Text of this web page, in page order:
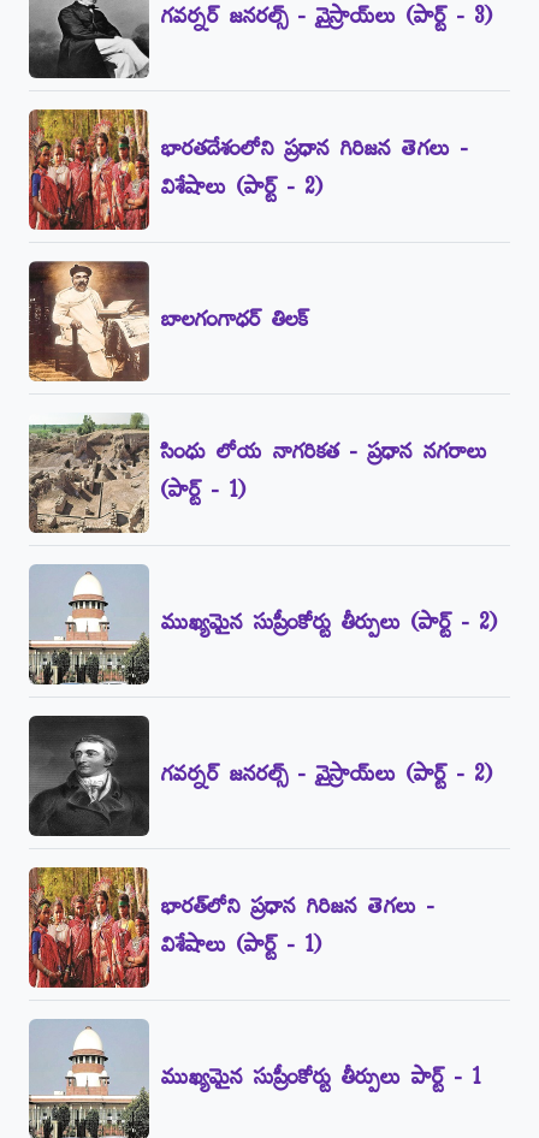
గవర్నర్‌ జనరల్స్‌ - వైస్రాయ్‌లు (పార్ట్‌ - 3)
భారతదేశంలోని ప్రధాన గిరిజన తెగలు -
విశేషాలు (పార్ట్‌ - 2)
బాలగంగాధర్‌ తిలక్‌
సింధు లోయ నాగరికత - ప్రధాన నగరాలు
(పార్ట్‌ - 1)
ముఖ్యమైన సుప్రీంకోర్టు తీర్పులు (పార్ట్‌ - 2)
గవర్నర్‌ జనరల్స్‌ - వైస్రాయ్‌లు (పార్ట్‌ - 2)
భారత్‌లోని ప్రధాన గిరిజన తెగలు -
విశేషాలు (పార్ట్‌ - 1)
ముఖ్యమైన సుప్రీంకోర్టు తీర్పులు పార్ట్‌ - 1